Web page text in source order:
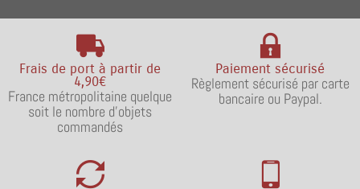
Frais de port à partir de
4,90€
France métropolitaine quelque
soit le nombre d'objets
commandés
Paiement sécurisé
Règlement sécurisé par carte
bancaire ou Paypal.